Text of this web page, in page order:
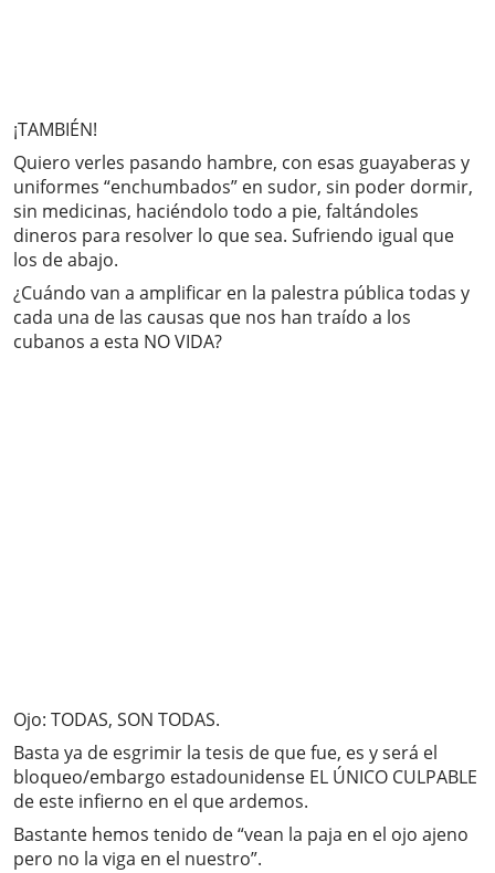
¡TAMBIÉN!
Quiero verles pasando hambre, con esas guayaberas y
uniformes “enchumbados” en sudor, sin poder dormir,
sin medicinas, haciéndolo todo a pie, faltándoles
dineros para resolver lo que sea. Sufriendo igual que
los de abajo.
¿Cuándo van a amplificar en la palestra pública todas y
cada una de las causas que nos han traído a los
cubanos a esta NO VIDA?
Ojo: TODAS, SON TODAS.
Basta ya de esgrimir la tesis de que fue, es y será el
bloqueo/embargo estadounidense EL ÚNICO CULPABLE
de este infierno en el que ardemos.
Bastante hemos tenido de “vean la paja en el ojo ajeno
pero no la viga en el nuestro”.